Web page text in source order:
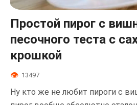
Простой пирог с
песочного теста с
крошкой
13497
Ну кто же не любит пироги с